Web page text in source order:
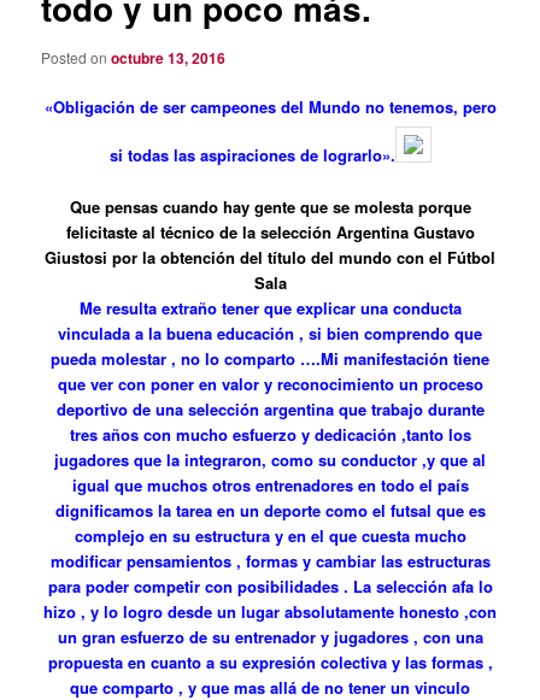
Posted onoctubre 13, 2016
«Obligación de ser campeones del Mundo no tenemos, pero
si todas las aspiraciones de lograrlo».
Que pensas cuando hay gente que se molesta porque
felicitaste al técnico de la selección Argentina Gustavo
Giustosi por la obtención del título del mundo con el Fútbol
Sala
Me resulta extraño tener que explicar una conducta
vinculada a la buena educación , si bien comprendo que
pueda molestar , no lo comparto ….Mi manifestación tiene
que ver con poner en valor y reconocimiento un proceso
deportivo de una selección argentina que trabajo durante
tres años con mucho esfuerzo y dedicación ,tanto los
jugadores que la integraron, como su conductor ,y que al
igual que muchos otros entrenadores en todo el país
dignificamos la tarea en un deporte como el futsal que es
complejo en su estructura y en el que cuesta mucho
modificar pensamientos , formas y cambiar las estructuras
para poder competir con posibilidades . La selección afa lo
hizo , y lo logro desde un lugar absolutamente honesto ,con
un gran esfuerzo de su entrenador y jugadores , con una
propuesta en cuanto a su expresión colectiva y las formas ,
que comparto , y que mas allá de no tener un vinculo